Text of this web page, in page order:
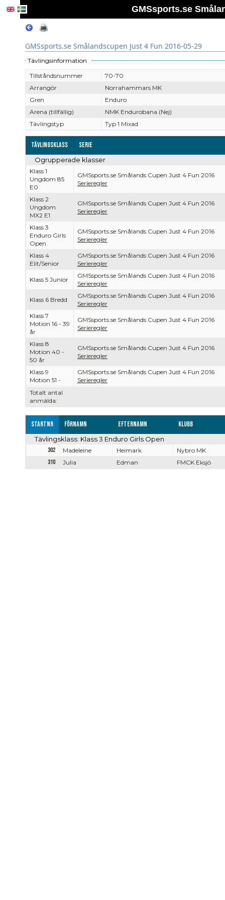
GMSsports.se
GMSsports.se Smålandscupen Just 4 Fun 2016-05-29
Tävlingsinformation
Tillståndsnummer
70-70
Arrangör
Norrahammars MK
Gren
Enduro
Arena (tillfällig)
NMK Endurobana (Nej)
Tävlingstyp
Typ 1 Mixad
Tävlingsklass Serie
Totalt antal
anmälda:
Ogrupperade klasser
Klass 1
Ungdom 85
E0
GMSsports.se Smålands Cupen Just 4 Fun 2016
Serieregler
Klass 2
Ungdom
MX2 E1
GMSsports.se Smålands Cupen Just 4 Fun 2016
Serieregler
Klass 3
Enduro Girls
Open
GMSsports.se Smålands Cupen Just 4 Fun 2016
Serieregler
Klass 4
Elit/Senior
GMSsports.se Smålands Cupen Just 4 Fun 2016
Serieregler
Klass 5 Junior
GMSsports.se Smålands Cupen Just 4 Fun 2016
Serieregler
Klass 6 Bredd
GMSsports.se Smålands Cupen Just 4 Fun 2016
Serieregler
Klass 7
Motion 16 - 39
år
GMSsports.se Smålands Cupen Just 4 Fun 2016
Serieregler
Klass 8
Motion 40 -
50 år
GMSsports.se Smålands Cupen Just 4 Fun 2016
Serieregler
Klass 9
Motion 51 -
GMSsports.se Smålands Cupen Just 4 Fun 2016
Serieregler
Startnr Förnamn Efternamn Klubb
Tävlingsklass: Klass 3 Enduro Girls Open
302 Madeleine Heimark
Nybro MK
310
Julia Edman FMCK Eksjö